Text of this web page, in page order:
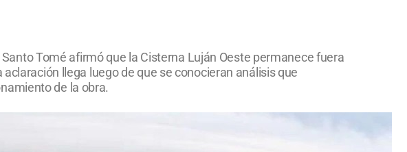
Tomé afirmó que la Cisterna Luján Oeste permanece fuera
llega luego de que se conocieran análisis que
de la obra.